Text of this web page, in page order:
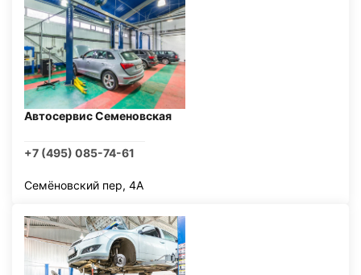
Автосервис Семеновская
+7 (495) 085-74-61
Семёновский пер, 4А